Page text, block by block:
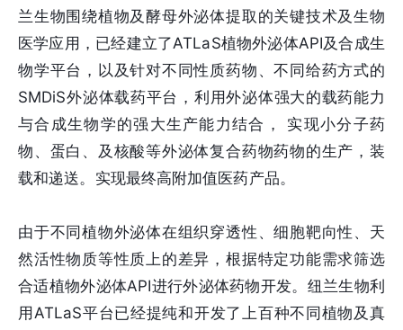
兰生物围绕植物及酵母外泌体提取的关键技术及生物
医学应用，已经建立了ATLaS植物外泌体API及合成生
物学平台，以及针对不同性质药物、不同给药方式的
SMDiS外泌体载药平台，利用外泌体强大的载药能力
与合成生物学的强大生产能力结合， 实现小分子药
物、蛋白、及核酸等外泌体复合药物药物的生产，装
载和递送。实现最终高附加值医药产品。
由于不同植物外泌体在组织穿透性、细胞靶向性、天
然活性物质等性质上的差异，根据特定功能需求筛选
合适植物外泌体API进行外泌体药物开发。纽兰生物利
用ATLaS平台已经提纯和开发了上百种不同植物及真